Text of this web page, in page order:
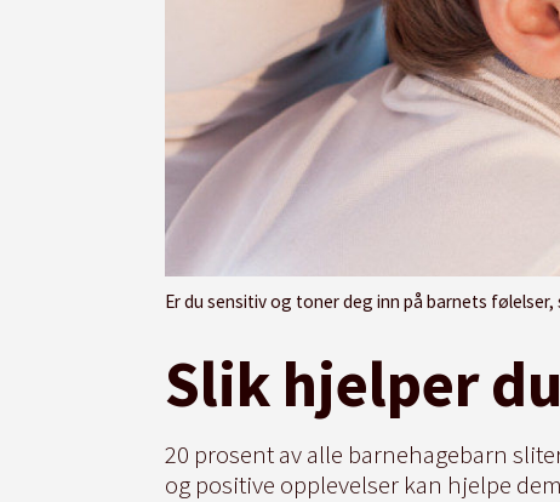
Er du sensitiv og toner deg inn på barnets følelser, slik at
Slik hjelper
20 prosent av alle barnehagebarn
og positive opplevelser kan hjelpe